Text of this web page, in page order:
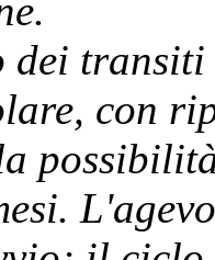
transiti
con